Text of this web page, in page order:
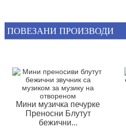
ПОВЕЗАНИ ПРОИЗВОДИ
Мини музичка печурке
Преносни Блутут
бежични...